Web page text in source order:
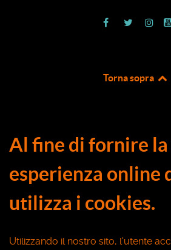
Torna sopra
Al fine di fornire
esperienza online
utilizza i cookies.
Utilizzando il nostro sito, l'utente